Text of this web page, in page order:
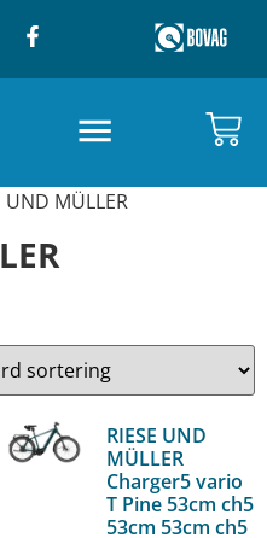
MÜLLER
RIESE UND
MÜLLER
Charger5 vario
T Pine 53cm ch5
53cm 53cm ch5